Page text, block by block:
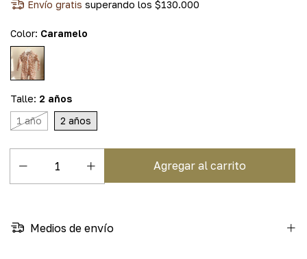
Envío gratis superando los$130.000
Color: Caramelo
Talle: 2 años
1 año
2 años
Medios de envío